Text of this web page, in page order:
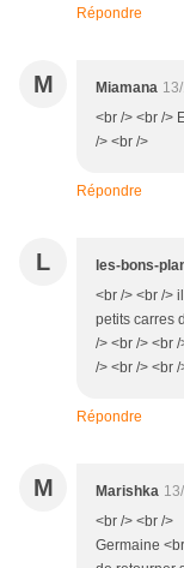
Répondre
M Miamana
<br /> <br />
/> <br />
Répondre
L les-bons-
<br /> <br />
petits carres
/> <br /> <br
/> <br /> <br
Répondre
M Marishka
<br /> <br />
Germaine